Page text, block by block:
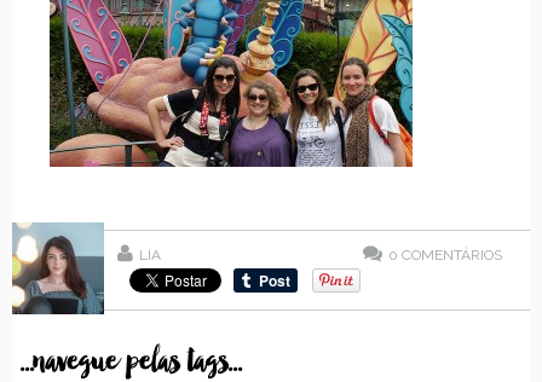
LIA 0 COMENTÁRIOS
...navegue pelas tags...